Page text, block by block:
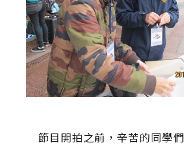
節目開拍之前，辛苦的同學